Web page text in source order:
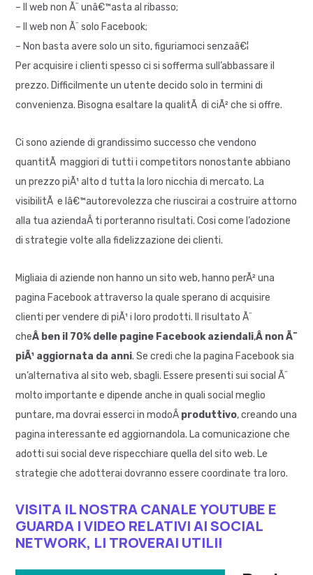
– Il web non Ã¨ unâ€™asta al ribasso;
– Il web non Ã¨ solo Facebook;
– Non basta avere solo un sito, figuriamoci senzaâ€¦
Per acquisire i clienti spesso ci si sofferma sull’abbassare il
prezzo. Difficilmente un utente decido solo in termini di
convenienza. Bisogna esaltare la qualitÃ di ciÃ² che si offre.
Ci sono aziende di grandissimo successo che vendono
quantitÃ maggiori di tutti i competitors nonostante abbiano
un prezzo piÃ¹ alto d tutta la loro nicchia di mercato. La
visibilitÃ e lâ€™autorevolezza che riuscirai a costruire attorno
alla tua aziendaÂ ti porteranno risultati. Cosi come l’adozione
di strategie volte alla fidelizzazione dei clienti.
Migliaia di aziende non hanno un sito web, hanno perÃ² una
pagina Facebook attraverso la quale sperano di acquisire
clienti per vendere di piÃ¹ i loro prodotti. Il risultato Ã¨
cheÂ ben il 70% delle pagine Facebook aziendali,Â non Ã¨
piÃ¹ aggiornata da anni. Se credi che la pagina Facebook sia
un’alternativa al sito web, sbagli. Essere presenti sui social Ã¨
molto importante e dipende anche in quali social meglio
puntare, ma dovrai esserci in modoÂ produttivo, creando una
pagina interessante ed aggiornandola. La comunicazione che
adotti sui social deve rispecchiare quella del sito web. Le
strategie che adotterai dovranno essere coordinate tra loro.
VISITA IL NOSTRA CANALE YOUTUBE E
GUARDA I VIDEO RELATIVI AI SOCIAL
NETWORK, LI TROVERAI UTILI!